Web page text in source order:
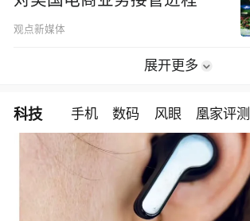
观点新媒体
展开更多
科技 手机 数码 风眼 凰家评测